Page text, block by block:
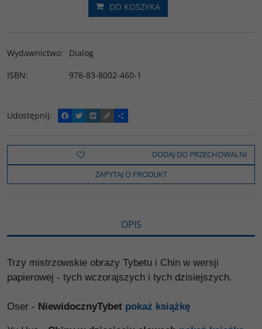
DO KOSZYKA
Wydawnictwo:
Dialog
ISBN: 978-83-8002-460-1
Udostępnij:
F
a
e
o
T
w
t
t
e
W
y
o
C
o
y
i
n
k
P
o
z
e
l
s
DODAJ DO PRZECHOWALNI
ZAPYTAJ O PRODUKT
OPIS
Trzy mistrzowskie obrazy Tybetu i Chin w wersji
papierowej - tych wczorajszych i tych dzisiejszych.
Oser - NiewidocznyTybet pokaż książkę